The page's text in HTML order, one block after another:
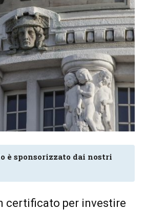
è sponsorizzato dai nostri
certificato per investire